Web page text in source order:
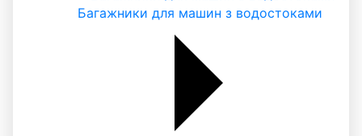
Багажники для машин з водостоками